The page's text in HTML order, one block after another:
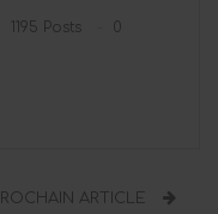
1195 Posts 0
ARTICLE